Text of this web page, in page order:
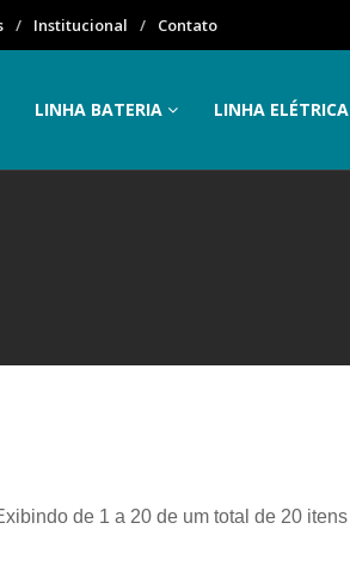
Institucional Contato
LINHA BATERIA LINHA ELÉTRICA
de 1 a 20 de um total de 20 itens